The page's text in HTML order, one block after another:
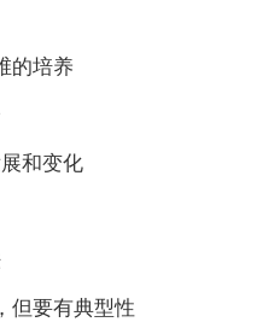
的培养
和变化
但要有典型性